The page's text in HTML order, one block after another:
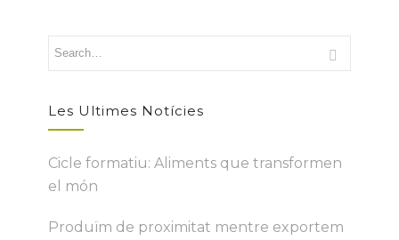
Les Ultimes Notícies
Cicle formatiu: Aliments que transformen
el món
Produïm de proximitat mentre exportem